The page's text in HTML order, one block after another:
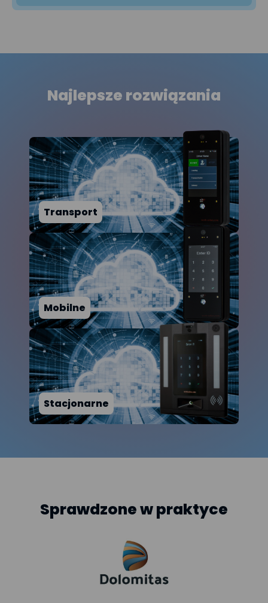
Najlepsze rozwiązania
Transport
Mobilne
Stacjonarne
Sprawdzone w praktyce